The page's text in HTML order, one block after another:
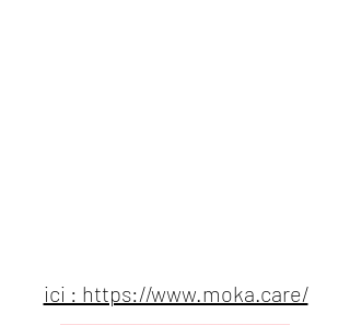
ici : https://www.moka.care/